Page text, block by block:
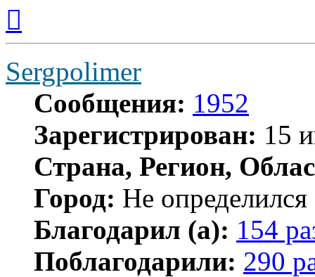
началу
Sergpolimer
Сообщения: 1952
Зарегистрирован: 15
Страна, Регион,
Город: Не определился
Благодарил (а): 154
Поблагодарили: 290